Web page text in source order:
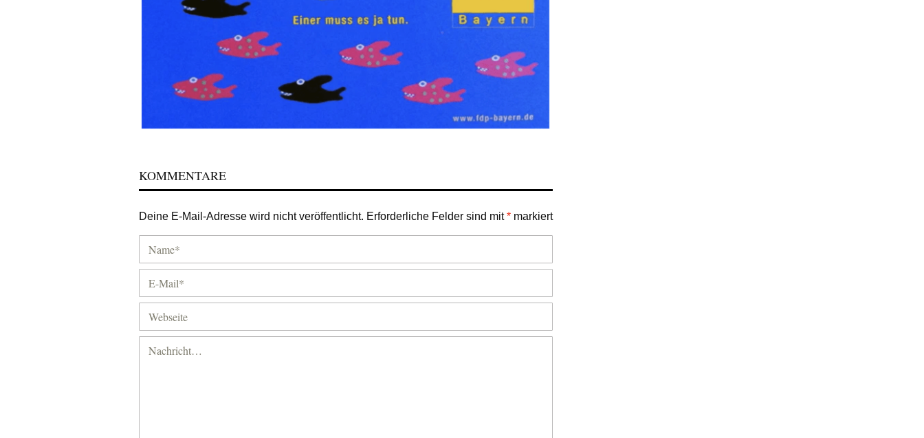
KOMMENTARE
Deine E-Mail-Adresse wird nicht veröffentlicht. Erforderliche Felder sind mit* markiert